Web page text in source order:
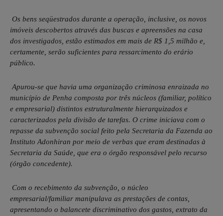
Os bens seqüestrados durante a operação, inclusive, os novos
imóveis descobertos através das buscas e apreensões na casa
dos investigados, estão estimados em mais de R$ 1,5 milhão e,
certamente, serão suficientes para ressarcimento do erário
público.
Apurou-se que havia uma organização criminosa enraizada no
município de Penha composta por três núcleos (familiar, político
e empresarial) distintos estruturalmente hierarquizados e
caracterizados pela divisão de tarefas. O crime iniciava com o
repasse da subvenção social feito pela Secretaria da Fazenda ao
Instituto Adonhiran por meio de verbas que eram destinadas à
Secretaria da Saúde, que era o órgão responsável pelo recurso
(órgão concedente).
Com o recebimento da subvenção, o núcleo
empresarial/familiar manipulava as prestações de contas,
apresentando o balancete discriminativo dos gastos, extrato da